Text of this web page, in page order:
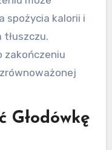
spożycia kalorii i
zakończeniu
Głodówkę